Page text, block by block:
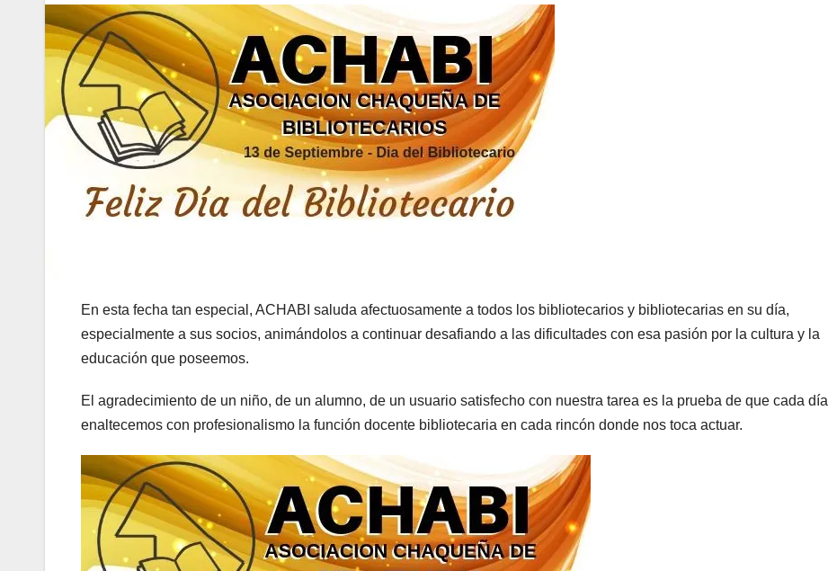
En esta fecha tan especial, ACHABI saluda afectuosamente a todos los bibliotecarios y bibliotecarias en su día,
especialmente a sus socios, animándolos a continuar desafiando a las dificultades con esa pasión por la cultura y la
educación que poseemos.
El agradecimiento de un niño, de un alumno, de un usuario satisfecho con nuestra tarea es la prueba de que cada día
enaltecemos con profesionalismo la función docente bibliotecaria en cada rincón donde nos toca actuar.